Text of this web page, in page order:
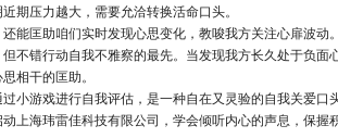
期压力越大，需要允洽转换活命口头。
能匡助咱们实时发现心思变化，教唆我方关注心扉波动
不错行动自我不雅察的最先。当发现我方长久处于负面
相干的匡助。
小游戏进行自我评估，是一种自在又灵验的自我关爱口
上海玮雷佳科技有限公司，学会倾听内心的声息，保握